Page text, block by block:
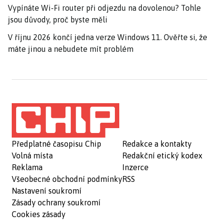
Vypínáte Wi-Fi router při odjezdu na dovolenou? Tohle
jsou důvody, proč byste měli
V říjnu 2026 končí jedna verze Windows 11. Ověřte si, že
máte jinou a nebudete mít problém
Předplatné časopisu Chip
Volná místa
Reklama
Všeobecné obchodní podmínky
Nastavení soukromí
Zásady ochrany soukromí
Cookies zásady
Redakce a kontakty
Redakční etický kodex
Inzerce
RSS